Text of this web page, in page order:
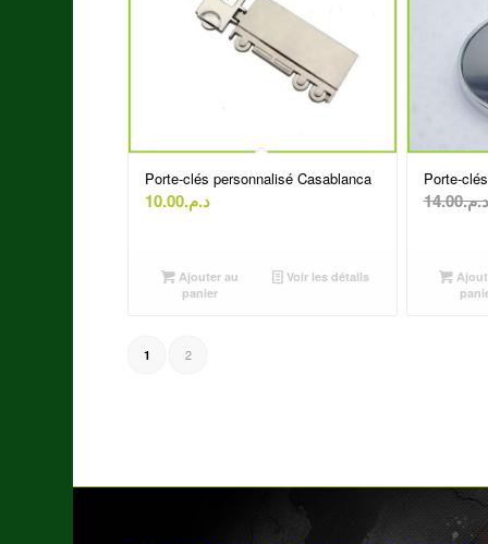
Porte-clés personnalisé Casablanca
د.م.10.00
Ajouter au
panier
Voir les détails
Porte-
د.م.14.00
1 2